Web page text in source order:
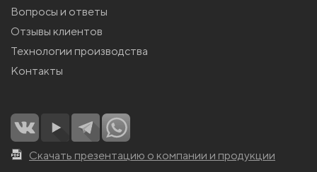
Вопросы и ответы
Отзывы клиентов
Технологии производства
Контакты
Скачать презентацию о компании и продукции